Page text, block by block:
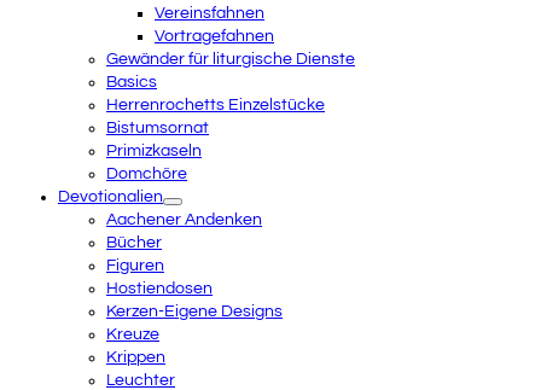
Vereinsfahnen
Vortragefahnen
Gewänder für liturgische Dienste
Basics
Herrenrochetts Einzelstücke
Bistumsornat
Primizkaseln
Domchöre
Devotionalien
Aachener Andenken
Bücher
Figuren
Hostiendosen
Kerzen-Eigene Designs
Kreuze
Krippen
Leuchter